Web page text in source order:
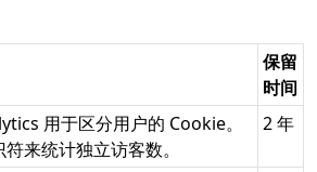
保留
时间
用于区分用户的 Cookie。
来统计独立访客数。
2 年